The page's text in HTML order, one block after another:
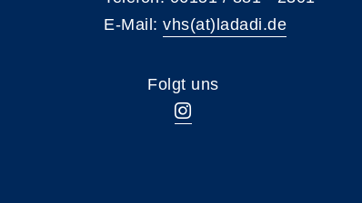
E-Mail: vhs(at)ladadi.de
Folgt uns